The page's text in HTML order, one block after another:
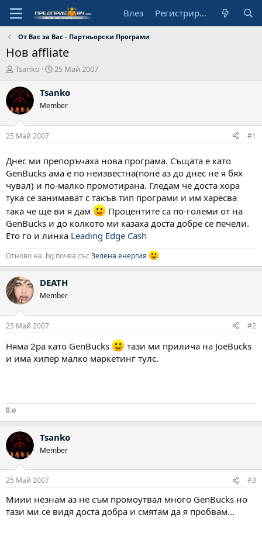
Влез Регистрирай се
От Вас за Вас - Партньорски Програми
Нов affliate
А
т
о
р
Tsanko
Н
ч
а
л
д
т
а
25 Май 2007
Tsanko
Member
25 Май 2007 #1
Днес ми препоръчаха нова програма. Същата е като
GenBucks ама е по неизвестна(поне аз до днес не я бях
чувал) и по-малко промотирана. Гледам че доста хора
тука се занимават с такъв тип програми и им харесва
така че ще ви я дам
Процентите са по-големи от на
GenBucks и до колкото ми казаха доста добре се печели.
Ето го и линка Leading Edge Cash
Отново на .bg почва със Зелена енергия
DEATH
Member
25 Май 2007 #2
Няма 2ра като GenBucks
тази ми прилича на JoeBucks
и има хипер малко маркетинг тулс.
0.o
Tsanko
Member
25 Май 2007 #3
Миии незнам аз не съм промоутвал много GenBucks но
тази ми се видя доста добра и смятам да я пробвам...